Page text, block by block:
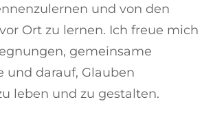
und von den
Ort zu lernen. Ich freue mich
gemeinsame
und darauf, Glauben
leben und zu gestalten.